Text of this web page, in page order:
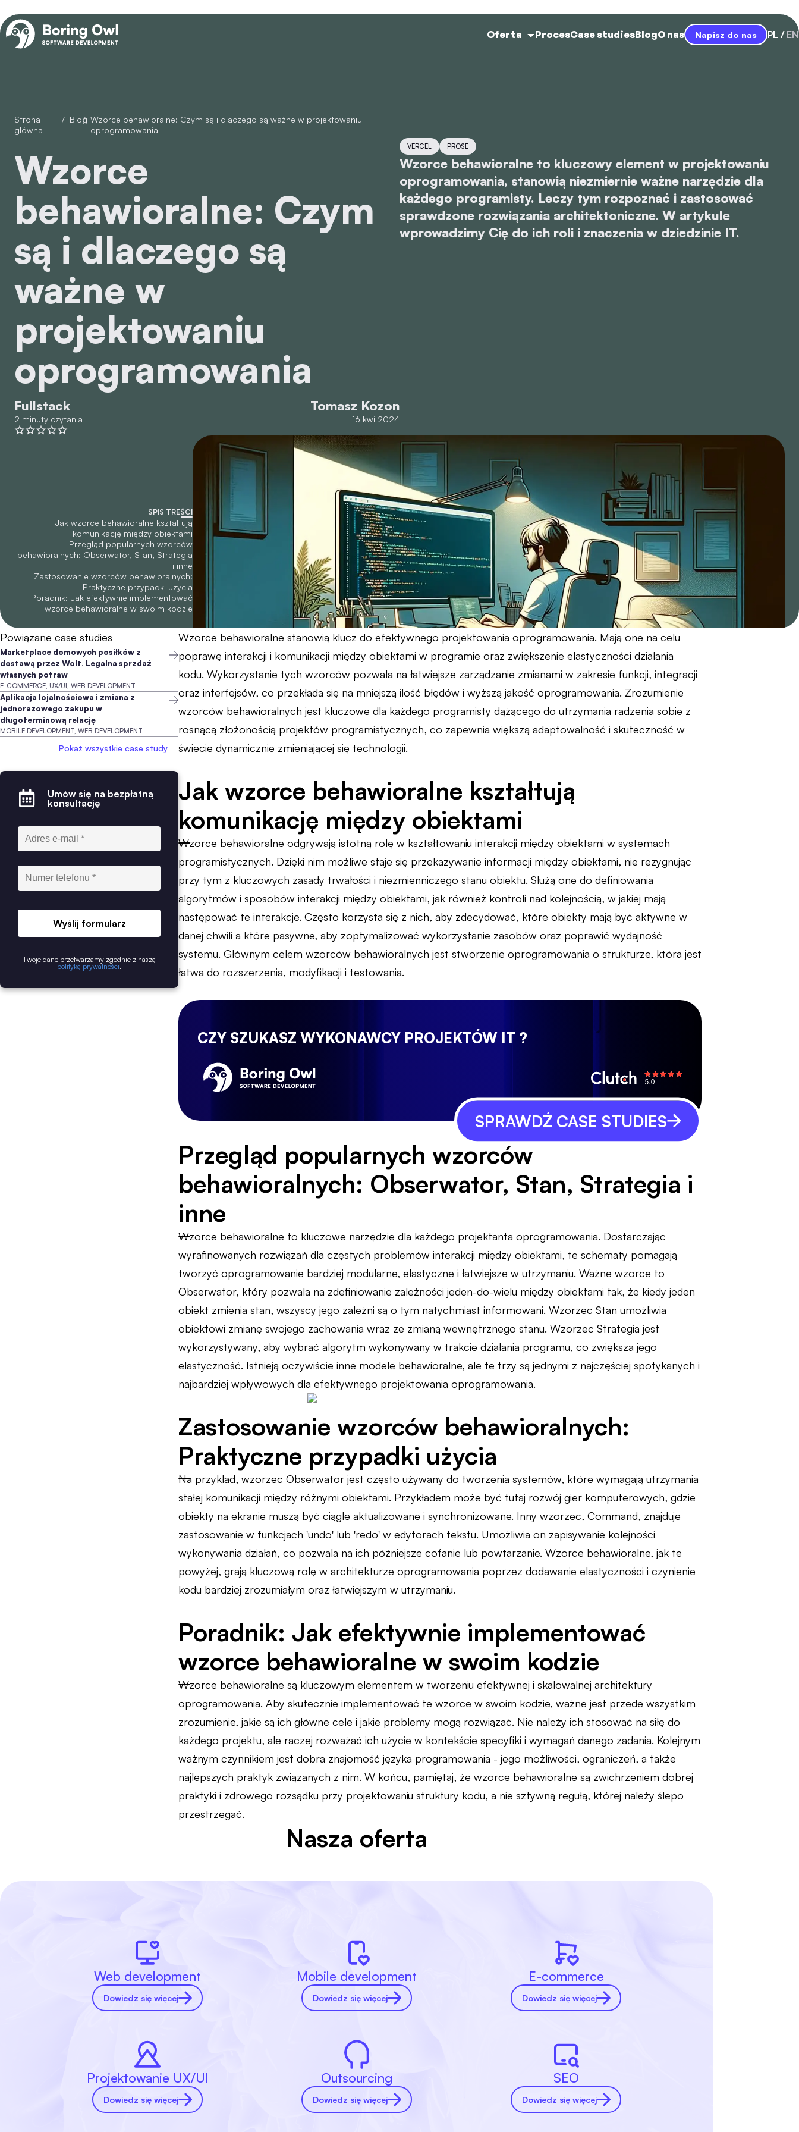
Oferta ProcesCase studiesBlogO nas Napisz do nas PL EN
Strona
główna
/ Blog
/ Wzorce behawioralne: Czym są i dlaczego są ważne w projektowaniu
oprogramowania
Wzorce
behawioralne: Czym
są i dlaczego są
ważne w
projektowaniu
oprogramowania
Fullstack
2 minuty czytania
Tomasz Kozon
16 kwi 2024
VERCEL PROSE
Wzorce behawioralne to kluczowy element w projektowaniu
oprogramowania, stanowią niezmiernie ważne narzędzie dla
każdego programisty. Leczy tym rozpoznać i zastosować
sprawdzone rozwiązania architektoniczne. W artykule
wprowadzimy Cię do ich roli i znaczenia w dziedzinie IT.
SPIS TREŚCI
Jak wzorce behawioralne kształtują
komunikację między obiektami
Przegląd popularnych wzorców
behawioralnych: Obserwator, Stan, Strategia
i inne
Zastosowanie wzorców behawioralnych:
Praktyczne przypadki użycia
Poradnik: Jak efektywnie implementować
wzorce behawioralne w swoim kodzie
Powiązane case studies
Marketplace domowych posiłków z
dostawą przez Wolt. Legalna sprzdaż
własnych potraw
E-COMMERCE, UX/UI, WEB DEVELOPMENT
Aplikacja lojalnościowa i zmiana z
jednorazowego zakupu w
długoterminową relację
MOBILE DEVELOPMENT, WEB DEVELOPMENT
Pokaż wszystkie case study
Umów się na bezpłatną
konsultację
Wyślij formularz
Twoje dane przetwarzamy zgodnie z naszą
polityką prywatności
Wzorce behawioralne stanowią klucz do efektywnego projektowania oprogramowania. Mają one na celu
poprawę interakcji i komunikacji między obiektami w programie oraz zwiększenie elastyczności działania
kodu. Wykorzystanie tych wzorców pozwala na łatwiejsze zarządzanie zmianami w zakresie funkcji, integracji
oraz interfejsów, co przekłada się na mniejszą ilość błędów i wyższą jakość oprogramowania. Zrozumienie
wzorców behawioralnych jest kluczowe dla każdego programisty dążącego do utrzymania radzenia sobie z
rosnącą złożonością projektów programistycznych, co zapewnia większą adaptowalność i skuteczność w
świecie dynamicznie zmieniającej się technologii.
Jak wzorce behawioralne kształtują
komunikację między obiektami
Wzorce behawioralne odgrywają istotną rolę w kształtowaniu interakcji między obiektami w systemach
programistycznych. Dzięki nim możliwe staje się przekazywanie informacji między obiektami, nie rezygnując
przy tym z kluczowych zasady trwałości i niezmienniczego stanu obiektu. Służą one do definiowania
algorytmów i sposobów interakcji między obiektami, jak również kontroli nad kolejnością, w jakiej mają
następować te interakcje. Często korzysta się z nich, aby zdecydować, które obiekty mają być aktywne w
danej chwili a które pasywne, aby zoptymalizować wykorzystanie zasobów oraz poprawić wydajność
systemu. Głównym celem wzorców behawioralnych jest stworzenie oprogramowania o strukturze, która jest
łatwa do rozszerzenia, modyfikacji i testowania.
CZY SZUKASZ WYKONAWCY PROJEKTÓW IT ?
SPRAWDŹ CASE STUDIES
Przegląd popularnych wzorców
behawioralnych: Obserwator, Stan, Strategia i
inne
Wzorce behawioralne to kluczowe narzędzie dla każdego projektanta oprogramowania. Dostarczając
wyrafinowanych rozwiązań dla częstych problemów interakcji między obiektami, te schematy pomagają
tworzyć oprogramowanie bardziej modularne, elastyczne i łatwiejsze w utrzymaniu. Ważne wzorce to
Obserwator, który pozwala na zdefiniowanie zależności jeden-do-wielu między obiektami tak, że kiedy jeden
obiekt zmienia stan, wszyscy jego zależni są o tym natychmiast informowani. Wzorzec Stan umożliwia
obiektowi zmianę swojego zachowania wraz ze zmianą wewnętrznego stanu. Wzorzec Strategia jest
wykorzystywany, aby wybrać algorytm wykonywany w trakcie działania programu, co zwiększa jego
elastyczność. Istnieją oczywiście inne modele behawioralne, ale te trzy są jednymi z najczęściej spotykanych i
najbardziej wpływowych dla efektywnego projektowania oprogramowania.
Zastosowanie wzorców behawioralnych:
Praktyczne przypadki użycia
Na przykład, wzorzec Obserwator jest często używany do tworzenia systemów, które wymagają utrzymania
stałej komunikacji między różnymi obiektami. Przykładem może być tutaj rozwój gier komputerowych, gdzie
obiekty na ekranie muszą być ciągle aktualizowane i synchronizowane. Inny wzorzec, Command, znajduje
zastosowanie w funkcjach 'undo' lub 'redo' w edytorach tekstu. Umożliwia on zapisywanie kolejności
wykonywania działań, co pozwala na ich późniejsze cofanie lub powtarzanie. Wzorce behawioralne, jak te
powyżej, grają kluczową rolę w architekturze oprogramowania poprzez dodawanie elastyczności i czynienie
kodu bardziej zrozumiałym oraz łatwiejszym w utrzymaniu.
Poradnik: Jak efektywnie implementować
wzorce behawioralne w swoim kodzie
Wzorce behawioralne są kluczowym elementem w tworzeniu efektywnej i skalowalnej architektury
oprogramowania. Aby skutecznie implementować te wzorce w swoim kodzie, ważne jest przede wszystkim
zrozumienie, jakie są ich główne cele i jakie problemy mogą rozwiązać. Nie należy ich stosować na siłę do
każdego projektu, ale raczej rozważać ich użycie w kontekście specyfiki i wymagań danego zadania. Kolejnym
ważnym czynnikiem jest dobra znajomość języka programowania - jego możliwości, ograniczeń, a także
najlepszych praktyk związanych z nim. W końcu, pamiętaj, że wzorce behawioralne są zwichrzeniem dobrej
praktyki i zdrowego rozsądku przy projektowaniu struktury kodu, a nie sztywną regułą, której należy ślepo
przestrzegać.
Nasza oferta
Web development
Dowiedz się więcej
Mobile development
Dowiedz się więcej
E-commerce
Dowiedz się więcej
Projektowanie UX/UI
Dowiedz się więcej
Outsourcing
Dowiedz się więcej
SEO
Dowiedz się więcej